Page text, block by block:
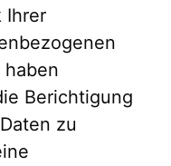
Ihrer
Berichtigung
zu